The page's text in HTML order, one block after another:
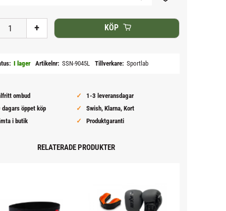
+ KÖP
I lager Artikelnr SSN-9045L Tillverkare Sportlab
ombud
1-3 leveransdagar
dagars öppet köp
Swish, Klarna, Kort
i butik
Produktgaranti
RELATERADE PRODUKTER